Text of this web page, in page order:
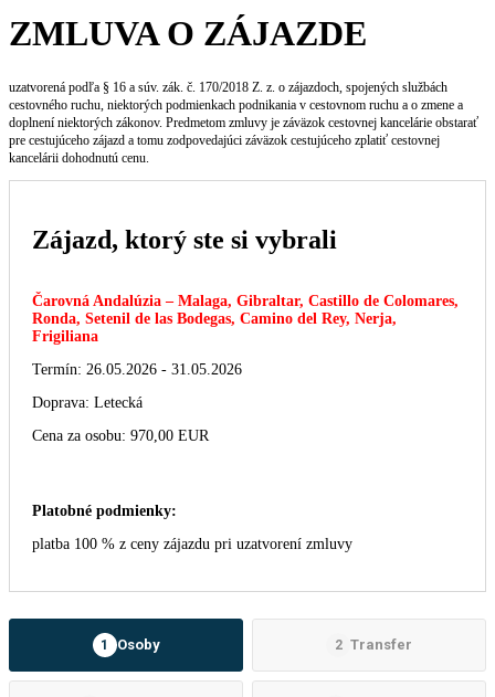
ZMLUVA O ZÁJAZDE
uzatvorená podľa § 16 a súv. zák. č. 170/2018 Z. z. o zájazdoch, spojených službách
cestovného ruchu, niektorých podmienkach podnikania v cestovnom ruchu a o zmene a
doplnení niektorých zákonov. Predmetom zmluvy je záväzok cestovnej kancelárie obstarať
pre cestujúceho zájazd a tomu zodpovedajúci záväzok cestujúceho zplatiť cestovnej
kancelárii dohodnutú cenu.
Zájazd, ktorý ste si vybrali
Čarovná Andalúzia – Malaga, Gibraltar, Castillo de Colomares,
Ronda, Setenil de las Bodegas, Camino del Rey, Nerja,
Frigiliana
Termín: 26.05.2026 - 31.05.2026
Doprava: Letecká
Cena za osobu: 970,00 EUR
Platobné podmienky:
platba 100 % z ceny zájazdu pri uzatvorení zmluvy
1 Osoby 2 Transfer